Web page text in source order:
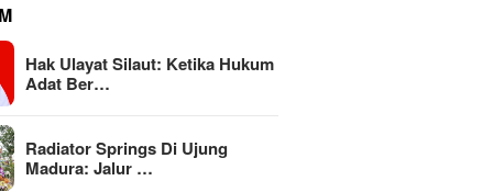
Hak Ulayat Silaut: Ketika Hukum
Adat Ber…
Radiator Springs Di Ujung
Madura: Jalur …